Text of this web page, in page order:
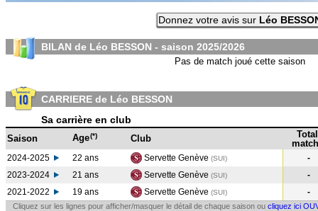
Donnez votre avis sur Léo
BILAN de Léo BESSON - saison 2025/2026
Pas de match joué cette saison
CARRIERE de Léo BESSON
Sa carrière en club
Saison Age(*) Club
Total
2024-2025 22 ans Servette Genève (SUI)
-
2023-2024
21 ans Servette Genève (SUI)
-
2021-2022
19 ans Servette Genève (SUI) -
Cliquez sur les lignes pour afficher/masquer le détail de chaque saison ou cliquez ici